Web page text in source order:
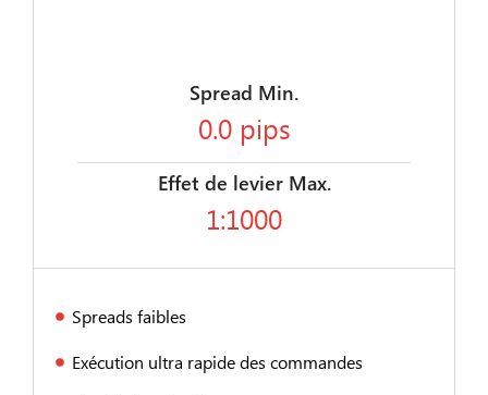
Spread Min.
0.0 pips
Effet de levier Max.
1:1000
Spreads faibles
Exécution ultra rapide des commandes